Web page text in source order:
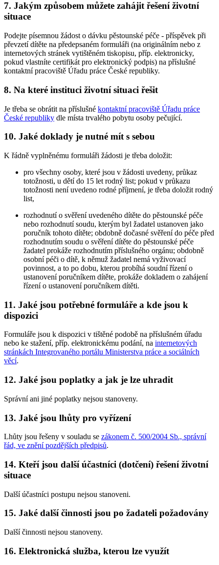
7. Jakým způsobem můžete zahájit řešení životní
situace
Podejte písemnou žádost o dávku pěstounské péče - příspěvek při
převzetí dítěte na předepsaném formuláři (na originálním nebo z
internetových stránek vytištěném tiskopisu, příp. elektronicky,
pokud vlastníte certifikát pro elektronický podpis) na příslušné
kontaktní pracoviště Úřadu práce České republiky.
8. Na které instituci životní situaci řešit
Je třeba se obrátit na příslušné kontaktní pracoviště Úřadu práce
České republiky dle místa trvalého pobytu osoby pečující.
10. Jaké doklady je nutné mít s sebou
K řádně vyplněnému formuláři žádosti je třeba doložit:
pro všechny osoby, které jsou v žádosti uvedeny, průkaz
totožnosti, u dětí do 15 let rodný list; pokud v průkazu
totožnosti není uvedeno rodné příjmení, je třeba doložit rodný
list,
rozhodnutí o svěření uvedeného dítěte do pěstounské péče
nebo rozhodnutí soudu, kterým byl žadatel ustanoven jako
poručník tohoto dítěte; obdobně dočasné svěření do péče před
rozhodnutím soudu o svěření dítěte do pěstounské péče
žadatel prokáže rozhodnutím příslušného orgánu; obdobně
osobní péči o dítě, k němuž žadatel nemá vyživovací
povinnost, a to po dobu, kterou probíhá soudní řízení o
ustanovení poručníkem dítěte, prokáže dokladem o zahájení
řízení o ustanovení poručníkem dítěti.
11. Jaké jsou potřebné formuláře a kde jsou k
dispozici
Formuláře jsou k dispozici v tištěné podobě na příslušném úřadu
nebo ke stažení, příp. elektronickému podání, na internetových
stránkách Integrovaného portálu Ministerstva práce a sociálních
věcí.
12. Jaké jsou poplatky a jak je lze uhradit
Správní ani jiné poplatky nejsou stanoveny.
13. Jaké jsou lhůty pro vyřízení
Lhůty jsou řešeny v souladu se zákonem č. 500/2004 Sb., správní
řád, ve znění pozdějších předpisů.
14. Kteří jsou další účastníci (dotčení) řešení životní
situace
Další účastníci postupu nejsou stanoveni.
15. Jaké další činnosti jsou po žadateli požadovány
Další činnosti nejsou stanoveny.
16. Elektronická služba, kterou lze využít